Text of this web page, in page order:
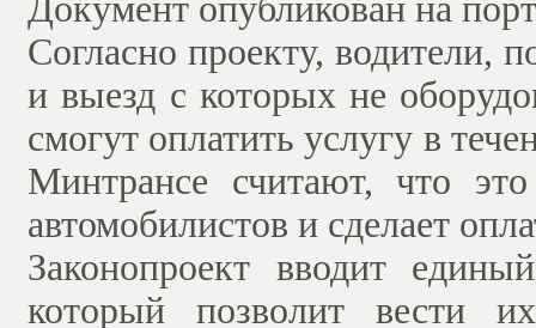
Документ опубликован на
Согласно проекту, водители,
и выезд с которых не
смогут оплатить услугу в
Минтрансе считают, что
автомобилистов и сделает
Законопроект вводит
который позволит вести